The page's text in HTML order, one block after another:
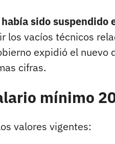
había sido suspendido
los vacíos técnicos
expidió el
cifras.
mínimo
valores vigentes: